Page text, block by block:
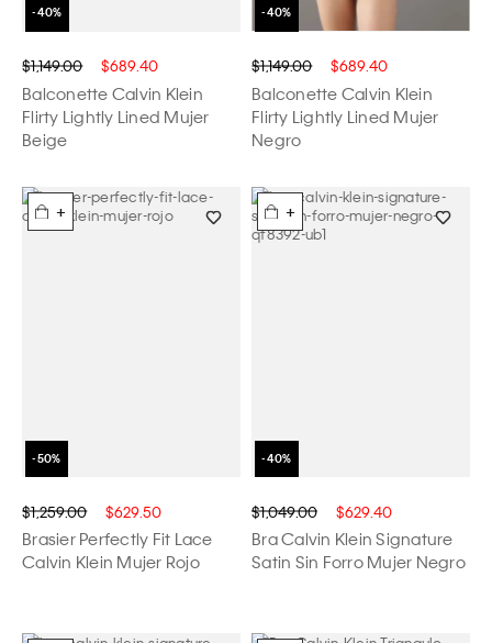
$1,149.00 $689.40
Balconette Calvin Klein
Flirty Lightly Lined Mujer
Beige
$1,149.00 $689.40
Balconette Calvin Klein
Flirty Lightly Lined Mujer
Negro
+
$1,259.00 $629.50
Brasier Perfectly Fit Lace
Calvin Klein Mujer Rojo
+
$1,049.00 $629.40
Bra Calvin Klein Signature
Satin Sin Forro Mujer Negro